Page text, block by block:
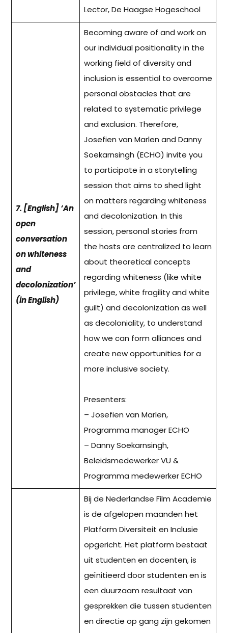
Lector, De Haagse Hogeschool
7. [English] ‘An
open
conversation
on whiteness
and
decolonization’
(in English)
Becoming aware of and work on
our individual positionality in the
working field of diversity and
inclusion is essential to overcome
personal obstacles that are
related to systematic privilege
and exclusion. Therefore,
Josefien van Marlen and Danny
Soekarnsingh (ECHO) invite you
to participate in a storytelling
session that aims to shed light
on matters regarding whiteness
and decolonization. In this
session, personal stories from
the hosts are centralized to learn
about theoretical concepts
regarding whiteness (like white
privilege, white fragility and white
guilt) and decolonization as well
as decoloniality, to understand
how we can form alliances and
create new opportunities for a
more inclusive society.
Presenters:
– Josefien van Marlen,
Programma manager ECHO
– Danny Soekarnsingh,
Beleidsmedewerker VU &
Programma medewerker ECHO
Bij de Nederlandse Film Academie
is de afgelopen maanden het
Platform Diversiteit en Inclusie
opgericht. Het platform bestaat
uit studenten en docenten, is
geïnitieerd door studenten en is
een duurzaam resultaat van
gesprekken die tussen studenten
en directie op gang zijn gekomen